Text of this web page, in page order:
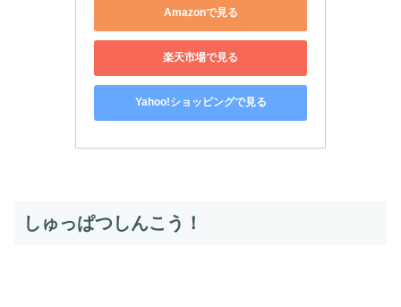
Amazonで見る
楽天市場で見る
Yahoo!ショッピングで見る
しゅっぱつしんこう！